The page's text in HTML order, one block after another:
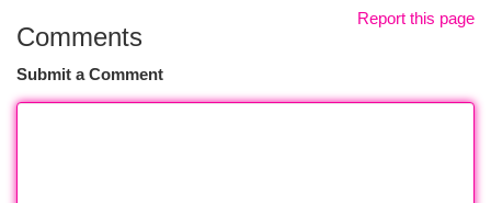
Report this page
Comments
Submit a Comment